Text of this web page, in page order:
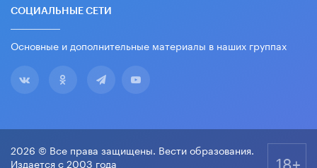
СОЦИАЛЬНЫЕ СЕТИ
Основные и дополнительные материалы в наших группах
2026 © Все права защищены. Вести образования.
Издается с 2003 года
18+